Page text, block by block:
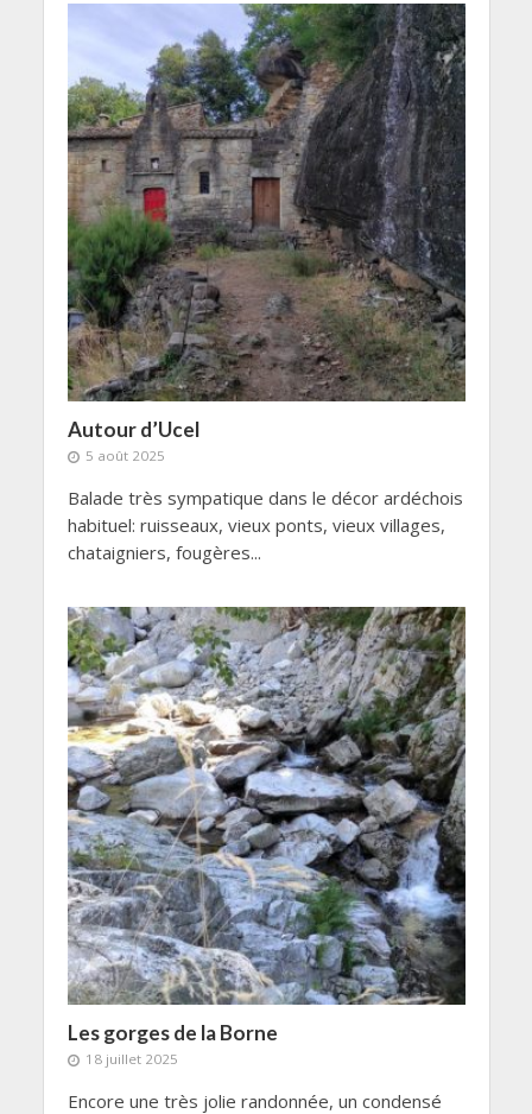
Autour d’Ucel
5 août 2025
Balade très sympatique dans le décor ardéchois
habituel: ruisseaux, vieux ponts, vieux villages,
chataigniers, fougères...
Les gorges de la Borne
18 juillet 2025
Encore une très jolie randonnée, un condensé